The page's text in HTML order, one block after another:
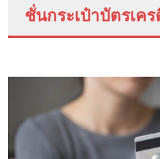
ชั่นกระเป๋าบัตรเค